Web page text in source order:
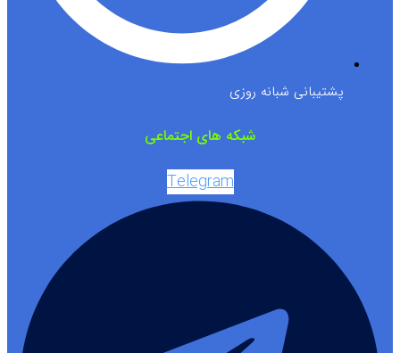
پشتیبانی شبانه روزی
شبکه های اجتماعی
Telegram